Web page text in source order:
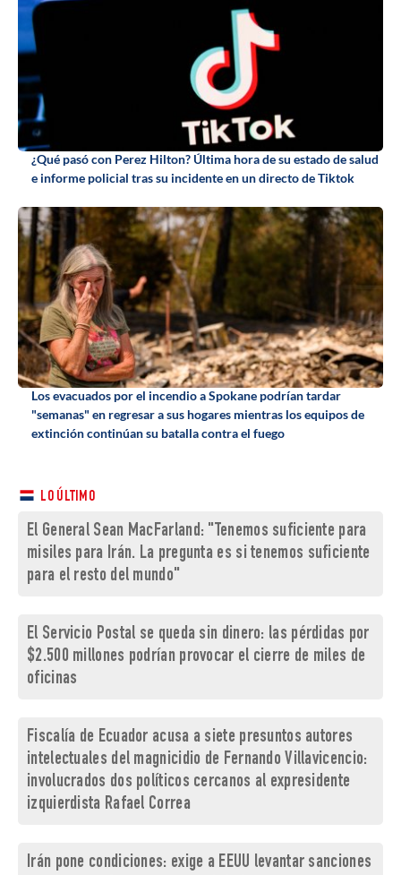
¿Qué pasó con Perez Hilton? Última hora de su estado de salud
e informe policial tras su incidente en un directo de Tiktok
Los evacuados por el incendio a Spokane podrían tardar
"semanas" en regresar a sus hogares mientras los equipos de
extinción continúan su batalla contra el fuego
LO ÚLTIMO
El General Sean MacFarland: "Tenemos suficiente para
misiles para Irán. La pregunta es si tenemos suficiente
para el resto del mundo"
El Servicio Postal se queda sin dinero: las pérdidas por
$2.500 millones podrían provocar el cierre de miles de
oficinas
Fiscalía de Ecuador acusa a siete presuntos autores
intelectuales del magnicidio de Fernando Villavicencio:
involucrados dos políticos cercanos al expresidente
izquierdista Rafael Correa
Irán pone condiciones: exige a EEUU levantar sanciones